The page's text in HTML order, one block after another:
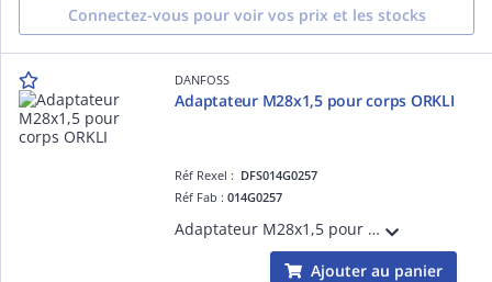
Connectez-vous pour voir vos prix et les stocks
DANFOSS
Adaptateur M28x1,5 pour corps ORKLI
Réf Rexel : DFS014G0257
Réf Fab :014G0257
Adaptateur M28x1,5 pour corps ORKLI
Ajouter au panier